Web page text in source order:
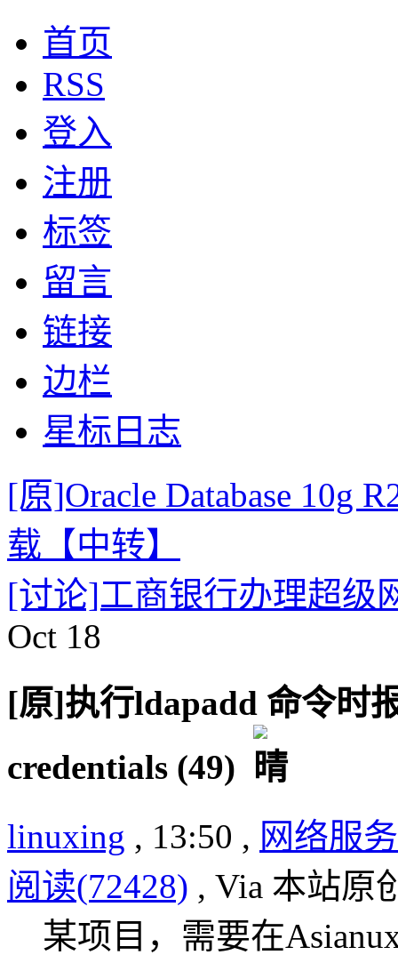
首页
RSS
登入
注册
标签
留言
链接
边栏
星标日志
[原]Oracle Database 10g
载【中转】
[讨论]工商银行办理超级
Oct 18
[原]执行ldapadd 命令时
credentials (49)
linuxing , 13:50 , 网络服务
阅读(72428) , Via 本站原
某项目，需要在